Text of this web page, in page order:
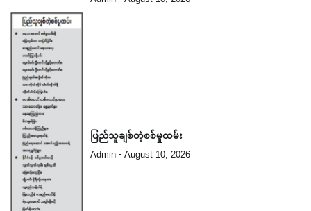
ပြည်သူချစ်တဲ့စစ်မှုထမ်း
Admin August 10, 2026